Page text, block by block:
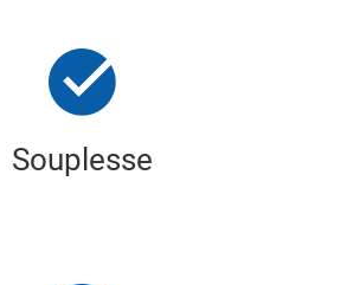
Souplesse